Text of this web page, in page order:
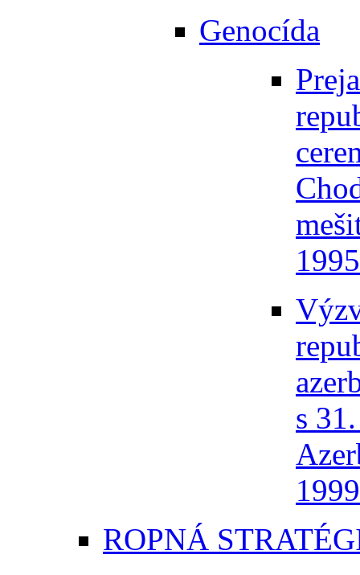
Genocída
1995
s
1999
ROPNÁ